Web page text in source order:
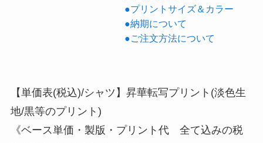
●プリントサイズ＆カラー
●納期について
●ご注文方法について
【単価表(税込)/シャツ】昇華転写プリント(淡色生
地/黒等のプリント)
《ベース単価・製版・プリント代 全て込みの税